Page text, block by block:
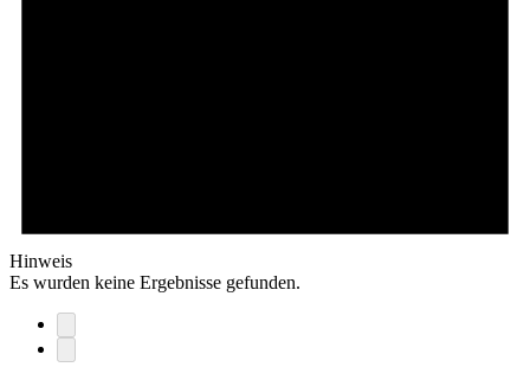
Hinweis
Es wurden keine Ergebnisse gefunden.